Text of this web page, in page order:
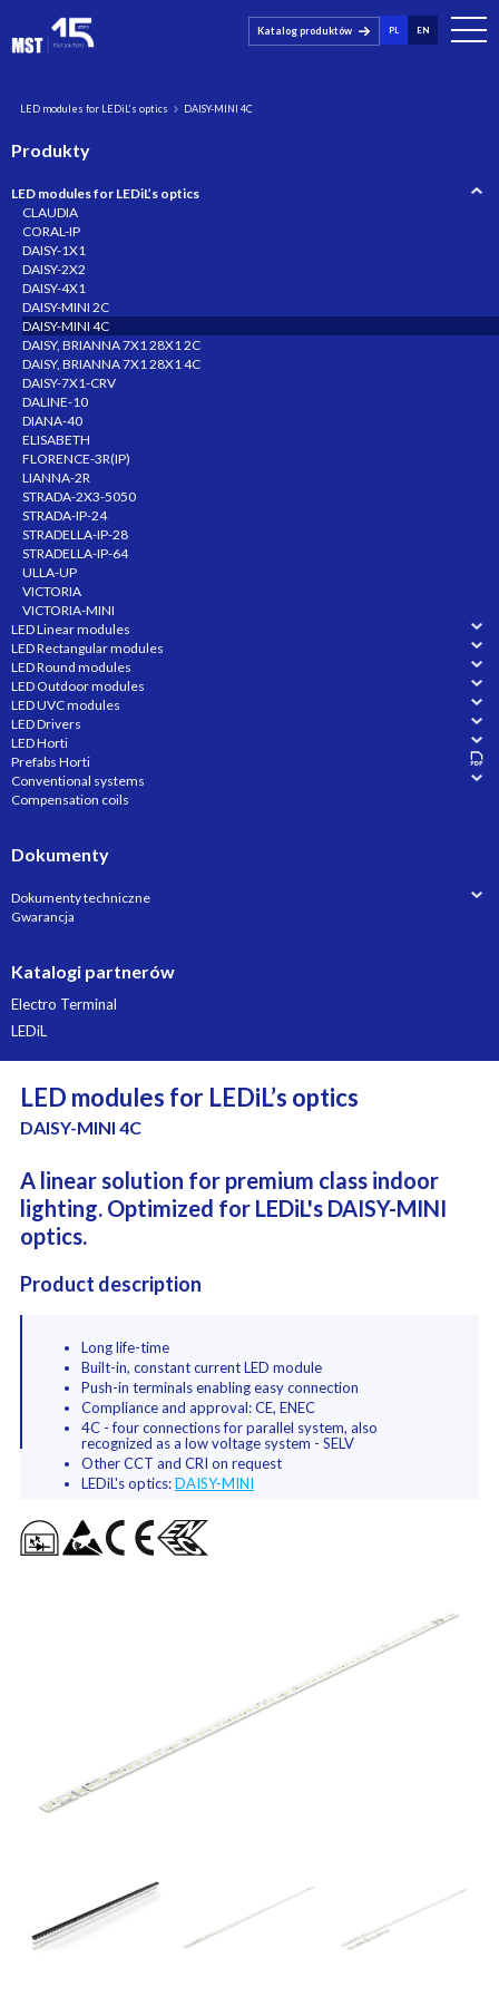
Katalog produktów PL EN
LED modules for LEDiL’s optics DAISY-MINI 4C
Produkty
LED modules for LEDiL’s optics
CLAUDIA
CORAL-IP
DAISY-1X1
DAISY-2X2
DAISY-4X1
DAISY-MINI 2C
DAISY-MINI 4C
DAISY, BRIANNA 7X1 28X1 2C
DAISY, BRIANNA 7X1 28X1 4C
DAISY-7X1-CRV
DALINE-10
DIANA-40
ELISABETH
FLORENCE-3R(IP)
LIANNA-2R
STRADA-2X3-5050
STRADA-IP-24
STRADELLA-IP-28
STRADELLA-IP-64
ULLA-UP
VICTORIA
VICTORIA-MINI
LED Linear modules
LED Rectangular modules
LED Round modules
LED Outdoor modules
LED UVC modules
LED Drivers
LED Horti
Prefabs Horti
Conventional systems
Compensation coils
Dokumenty
Dokumenty techniczne
Gwarancja
Katalogi partnerów
Electro Terminal
LEDiL
LED modules for LEDiL’s optics
DAISY-MINI 4C
A linear solution for premium class indoor
lighting. Optimized for LEDiL's DAISY-MINI
optics.
Product description
Long life-time
Built-in, constant current LED module
Push-in terminals enabling easy connection
Compliance and approval: CE, ENEC
4C - four connections for parallel system, also
recognized as a low voltage system - SELV
Other CCT and CRI on request
LEDiL's optics:DAISY-MINI